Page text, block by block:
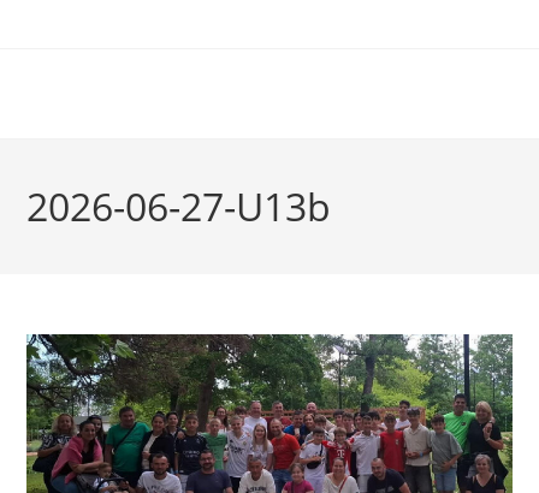
2026-06-27-U13b